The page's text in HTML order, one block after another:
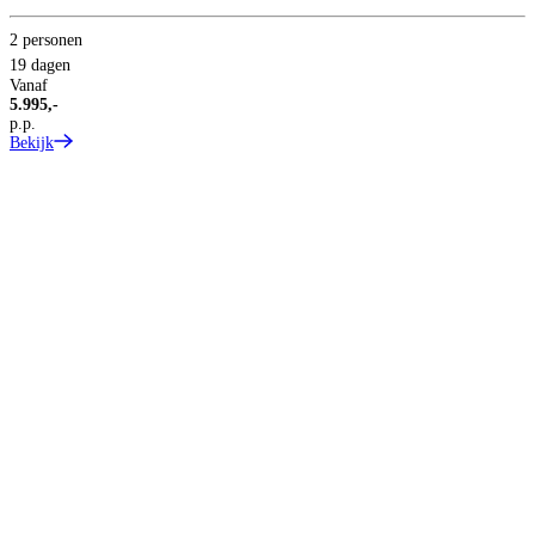
2 personen
19 dagen
Vanaf
5.995,-
p.p.
Bekijk